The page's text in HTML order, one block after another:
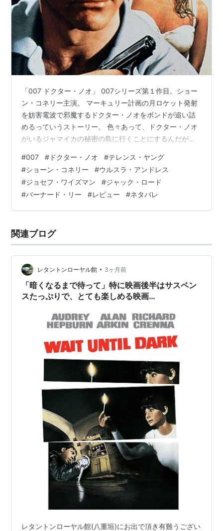
「007 ドクター・ノオ」 007シリーズ第１作目。ショー
ン・コネリー主演。 マーキュリー計画の月ロケット発射
を妨害電波で邪魔するドクター・ノオをボンドが追い詰
めるっていうストーリー。 色々あって、ドクター・ノオ
がいるジャマイカの秘密の島に行くことにするんだが、
て、みな怖がって近づかない。しかも放射能反応出まく
り。やばい島なのだ。ボンドが危険を承知で島に到着。
すると、ダイナマイト美女、ウルスラ来たーーーー！ こ
んな危険な島に、ロスで5000ドルで売れるとか言って、
若い美女がひとりでホラ貝拾いをしているのだった。ん
#007 # ドクター・ノオ #テレンス・ヤング
#ショーン・コネリー #ウルスラ・アンドレス
#ジョセフ・ワイズマン #ジャック・ロード
#バーナード・リー #レビュー #ネタバレ
関連ブログ
レタントンローヤル館 • 3ヶ月前
「暗くなるまで待って」特に映画後半はサスペン
スたっぷりで、とても楽しめる映画…
レタントンローヤル館(八重垣)にお出で頂き有難うござい